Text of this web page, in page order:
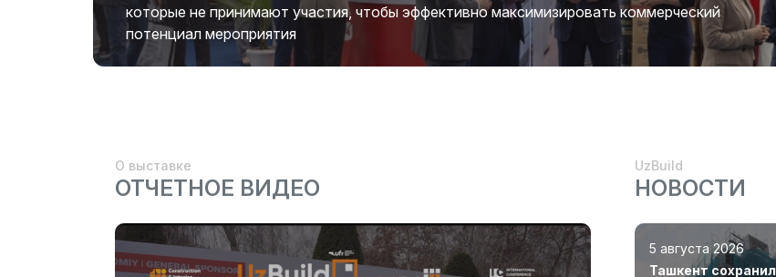
которые не принимают участия, чтобы эффективно максимизировать коммерческий
потенциал мероприятия
О выставке
ОТЧЕТНОЕ ВИДЕО
UzBuild
НОВОСТИ
5 августа 2026
Ташкент сохранил